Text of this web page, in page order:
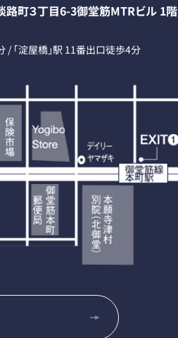
路町３丁目6-3御堂筋MTRビル 1階
/ 「淀屋橋」駅 11番出口徒歩4分